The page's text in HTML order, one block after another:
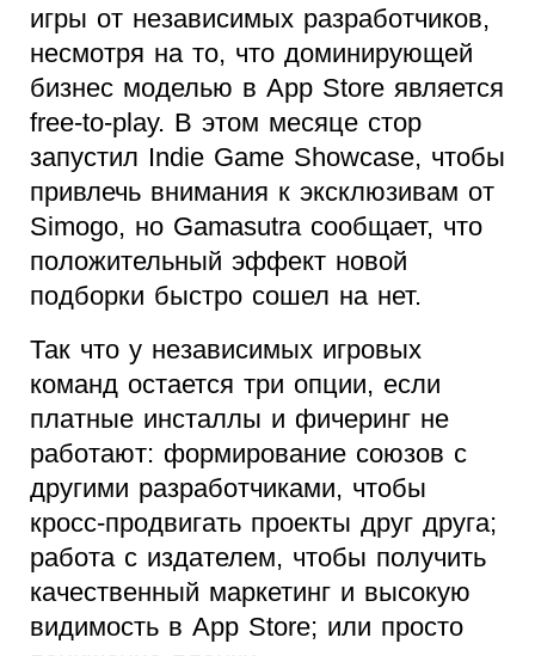
игры от независимых разработчиков,
несмотря на то, что доминирующей
бизнес моделью в App Store является
free-to-play. В этом месяце стор
запустил Indie Game Showcase, чтобы
привлечь внимания к эксклюзивам от
Simogo, но Gamasutra сообщает, что
положительный эффект новой
подборки быстро сошел на нет.
Так что у независимых игровых
команд остается три опции, если
платные инсталлы и фичеринг не
работают: формирование союзов с
другими разработчиками, чтобы
кросс-продвигать проекты друг друга;
работа с издателем, чтобы получить
качественный маркетинг и высокую
видимость в App Store; или просто